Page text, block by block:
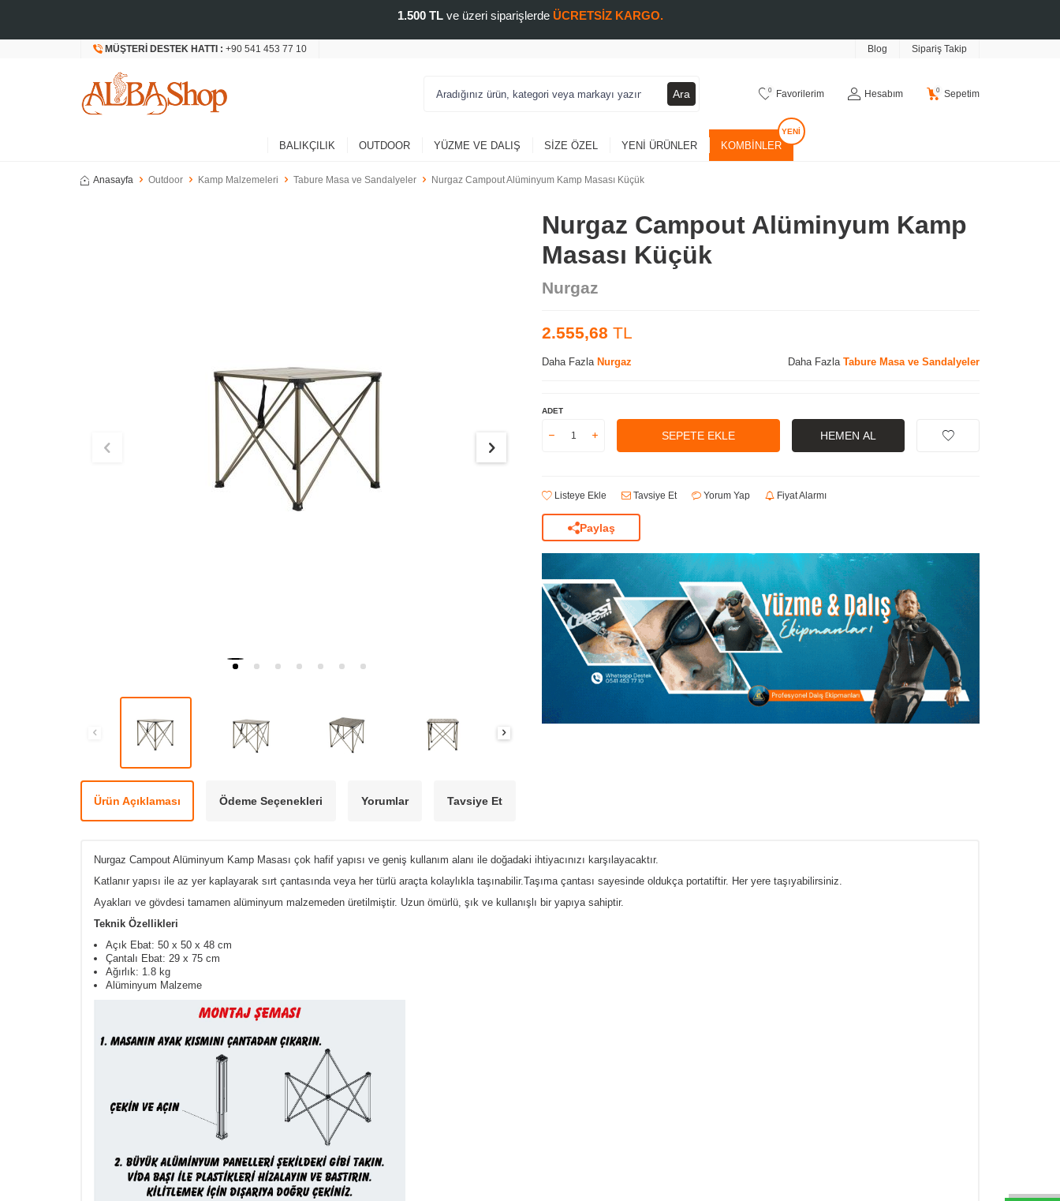
1.500 TLve üzeri siparişlerde ÜCRETSİZ KARGO.
MÜŞTERI DESTEK HATTI : +90 541 453 77 10 Blog Sipariş Takip
Ara 0 Favorilerim Hesabım 0 Sepetim
BALIKÇILIK OUTDOOR YÜZME VE DALIŞ SIZE ÖZEL YENI ÜRÜNLER KOMBINLER
Anasayfa Outdoor Kamp Malzemeleri Tabure Masa ve Sandalyeler Nurgaz Campout Alüminyum Kamp Masası Küçük
Nurgaz Campout Alüminyum Kamp
Masası Küçük
Nurgaz
2.555,68 TL
Daha Fazla Nurgaz Daha Fazla Tabure Masa ve Sandalyeler
ADET
SEPETE EKLE HEMEN AL
Listeye Ekle Tavsiye Et Yorum Yap Fiyat Alarmı
Paylaş
Ürün Açıklaması Ödeme Seçenekleri Yorumlar Tavsiye Et
Nurgaz Campout Alüminyum Kamp Masası çok hafif yapısı ve geniş kullanım alanı ile doğadaki ihtiyacınızı karşılayacaktır.
Katlanır yapısı ile az yer kaplayarak sırt çantasında veya her türlü araçta kolaylıkla taşınabilir.Taşıma çantası sayesinde oldukça portatiftir. Her yere taşıyabilirsiniz.
Ayakları ve gövdesi tamamen alüminyum malzemeden üretilmiştir. Uzun ömürlü, şık ve kullanışlı bir yapıya sahiptir.
Teknik Özellikleri
Açık Ebat: 50 x 50 x 48 cm
Çantalı Ebat: 29 x 75 cm
Ağırlık: 1.8 kg
Alüminyum Malzeme